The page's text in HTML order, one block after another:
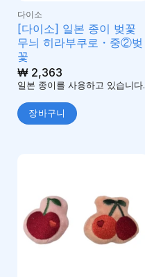
다이소
[다이소] 일본 종이 벚꽃
무늬 히라부쿠로・중②벚
꽃
₩2,363
일본 종이를 사용하고 있습니다.
장바구니